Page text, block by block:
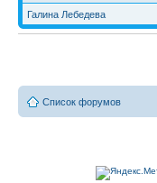
Галина Лебедева
Список форумов